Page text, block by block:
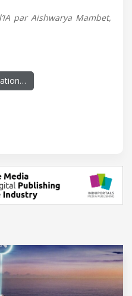
par Aishwarya Mambet,